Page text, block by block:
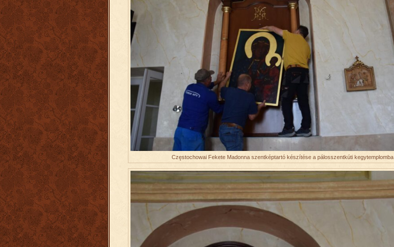
Częstochowai Fekete Madonna szentképtartó készítése a pálosszentkúti kegytemplomba